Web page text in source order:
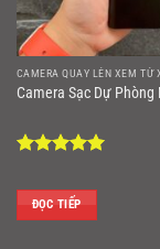
CAMERA QUAY LÉN XEM TỪ
Camera Sạc Dự Phòng
hạng55
saoĐỌC TIẾP